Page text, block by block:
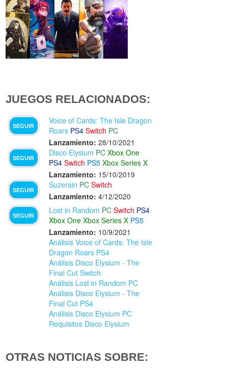
JUEGOS RELACIONADOS:
SEGUIR
Voice of Cards: The Isle Dragon
Roars PS4 Switch PC
Lanzamiento: 28/10/2021
SEGUIR
Disco Elysium PC Xbox One
PS4 Switch PS5 Xbox Series X
Lanzamiento: 15/10/2019
SEGUIR
Suzerain PC Switch
Lanzamiento: 4/12/2020
SEGUIR
Lost in Random PC Switch PS4
Xbox One Xbox Series X PS5
Lanzamiento: 10/9/2021
Análisis Voice of Cards: The Isle
Dragon Roars PS4
Análisis Disco Elysium - The
Final Cut Switch
Análisis Lost in Random PC
Análisis Disco Elysium - The
Final Cut PS4
Análisis Disco Elysium PC
Requisitos Disco Elysium
OTRAS NOTICIAS SOBRE: